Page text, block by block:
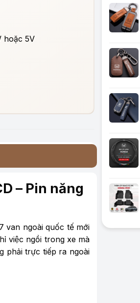
hoặc 5V
– Pin năng
van ngoài quốc tế mới
việc ngồi trong xe mà
phải trực tiếp ra ngoài